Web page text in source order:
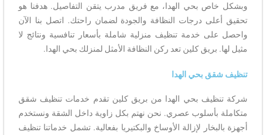
وبشكل خاص بحي الهدا، مع فريق مدرب يتقن التفاصيل. هدفنا هو
تحقيق أعلى درجات النظافة والجودة لضمان راحتك. اتصل بنا الآن
واحصل على خدمة تنظيف منزلية شاملة بأسعار تنافسية ونتائج لا
مثيل لها. بريق كلين تعد ركن النظافة الأمثل لمنزلك بحي الهدا.
تنظيف شقق بحي الهدا
شركة تنظيف بحي الهدا من بريق كلين تقدم خدمات تنظيف شقق
متكاملة بأسلوب عصري. نحن نهتم بكل زاوية داخل الشقة ونستخدم
أجهزة بالبخار لإزالة الأوساخ والبكتيريا بفعالية. تشمل خدماتنا تنظيف